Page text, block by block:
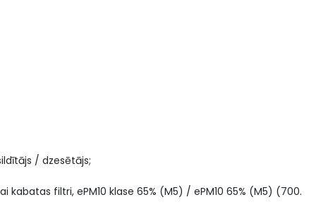
/ dzesētājs;
kabatas filtri, ePM10 klase 65% (M5) / ePM10 65% (M5) (700.